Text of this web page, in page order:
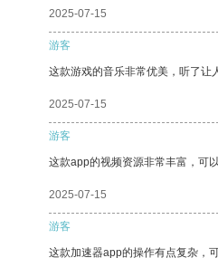
2025-07-15
游客
这款游戏的音乐非常优美，听了让
2025-07-15
游客
这款app的视频资源非常丰富，可
2025-07-15
游客
这款加速器app的操作有点复杂，